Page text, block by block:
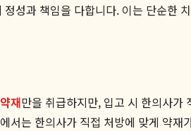
성과 책임을 다합니다. 이는 단순한
재만을 취급하지만, 입고 시 한의사가
는 한의사가 직접 처방에 맞게 약